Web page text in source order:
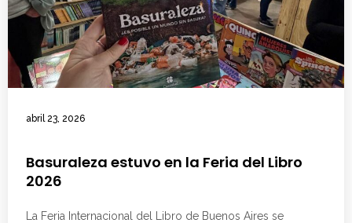
abril 23, 2026
Basuraleza estuvo en la Feria del Libro
2026
La Feria Internacional del Libro de Buenos Aires se